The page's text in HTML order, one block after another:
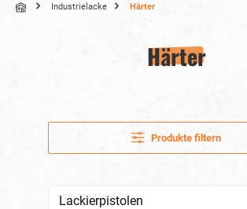
Industrielacke Härter
Härter
Produkte filtern
Lackierpistolen